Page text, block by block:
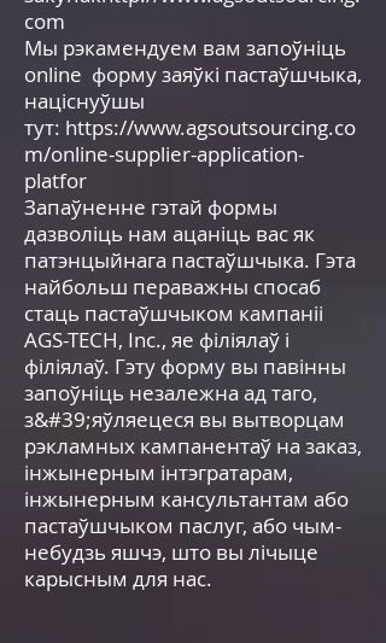
com
Мы рэкамендуем вам запоўніць
online форму заяўкі пастаўшчыка,
націснуўшы
тут: https://www.agsoutsourcing.co
m/online-supplier-application-
platfor
Запаўненне гэтай формы
дазволіць нам ацаніць вас як
патэнцыйнага пастаўшчыка. Гэта
найбольш пераважны спосаб
стаць пастаўшчыком кампаніі
AGS-TECH, Inc., яе філіялаў і
філіялаў. Гэту форму вы павінны
запоўніць незалежна ад таго,
з&#39;яўляецеся вы вытворцам
рэкламных кампанентаў на заказ,
інжынерным інтэгратарам,
інжынерным кансультантам або
пастаўшчыком паслуг, або чым-
небудзь яшчэ, што вы лічыце
карысным для нас.